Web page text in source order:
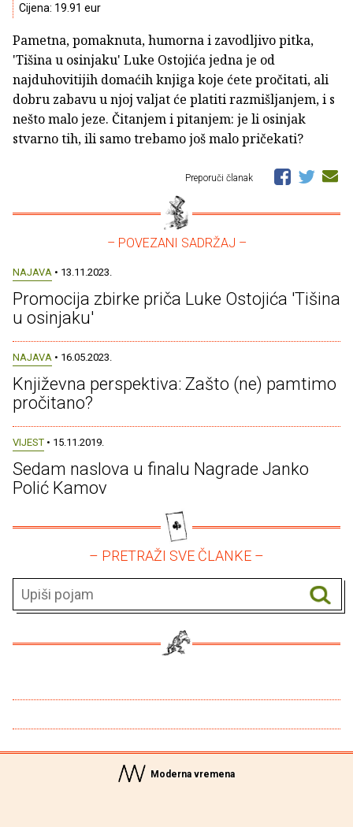
Cijena: 19.91 eur
Pametna, pomaknuta, humorna i zavodljivo pitka,
'Tišina u osinjaku' Luke Ostojića jedna je od
najduhovitijih domaćih knjiga koje ćete pročitati, ali
dobru zabavu u njoj valjat će platiti razmišljanjem, i s
nešto malo jeze. Čitanjem i pitanjem: je li osinjak
stvarno tih, ili samo trebamo još malo pričekati?
Preporuči članak
– POVEZANI SADRŽAJ –
NAJAVA • 13.11.2023.
Promocija zbirke priča Luke Ostojića 'Tišina
u osinjaku'
NAJAVA • 16.05.2023.
Književna perspektiva: Zašto (ne) pamtimo
pročitano?
VIJEST • 15.11.2019.
Sedam naslova u finalu Nagrade Janko
Polić Kamov
– PRETRAŽI SVE ČLANKE –
Moderna vremena